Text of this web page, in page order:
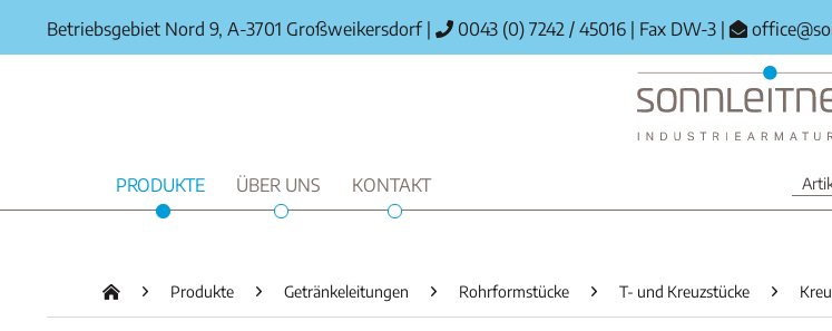
Betriebsgebiet Nord 9, A-3701 Großweikersdorf 0043 (0) 7242 / 45016 Fax DW-3
PRODUKTE ÜBER UNS KONTAKT
Produkte Getränkeleitungen Rohrformstücke T- und Kreuzstücke